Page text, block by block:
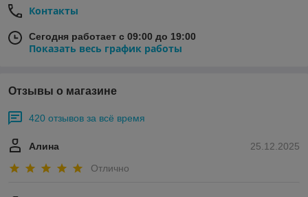
Контакты
Сегодня работает с 09:00 до 19:00
Показать весь график работы
Отзывы о магазине
420 отзывов за всё время
25.12.2025
Алина
Отлично